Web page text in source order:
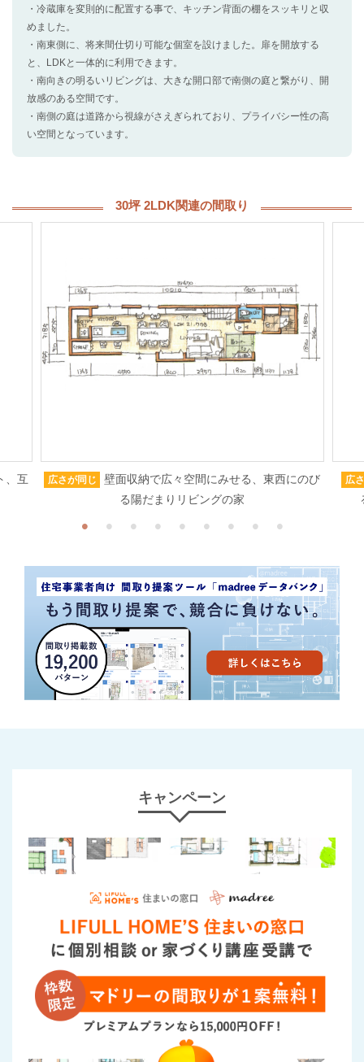
・冷蔵庫を変則的に配置する事で、キッチン背面の棚をスッキリと収
めました。
・南東側に、将来間仕切り可能な個室を設けました。扉を開放する
と、LDKと一体的に利用できます。
・南向きの明るいリビングは、大きな開口部で南側の庭と繋がり、開
放感のある空間です。
・南側の庭は道路から視線がさえぎられており、プライバシー性の高
い空間となっています。
30坪 2LDK関連の間取り
、互 広さが同じ
壁面収納で広々空間にみせる、東西にのび
る陽だまりリビングの家
広
キャンペーン